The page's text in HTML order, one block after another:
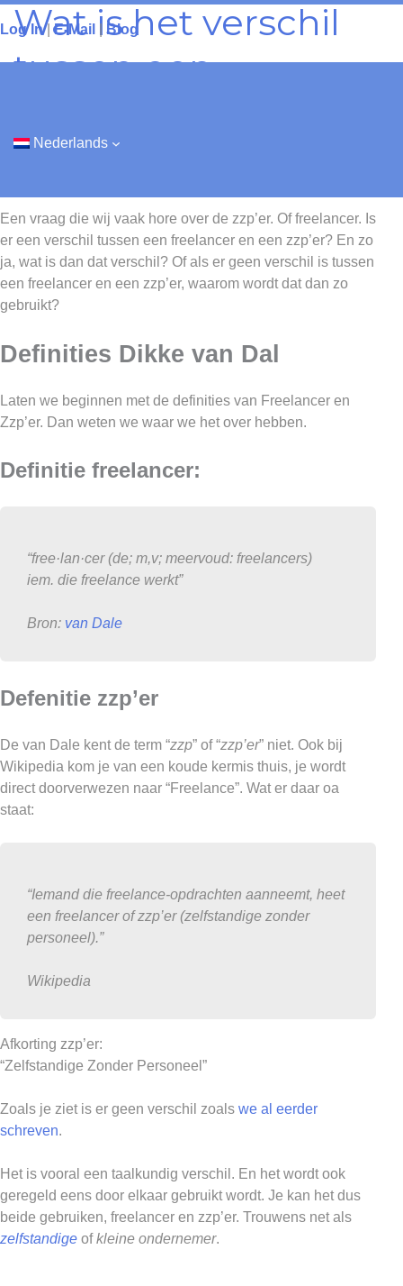
Ga
naar
Log In|E-Mail Blog
Nederlands
Wat is het verschil
tussen een
zzp’er
Een vraag die wij vaak hore over de zzp’er. Of freelancer. Is
er een verschil tussen een freelancer en een zzp’er? En zo
ja, wat is dan dat verschil? Of als er geen verschil is tussen
een freelancer en een zzp’er, waarom wordt dat dan zo
gebruikt?
Definities Dikke van Dal
Laten we beginnen met de definities van Freelancer en
Zzp’er. Dan weten we waar we het over hebben.
Definitie freelancer:
“free·lan·cer (de; m,v; meervoud: freelancers)
iem. die freelance werkt”
Bron: van Dale
Defenitie zzp’er
De van Dale kent de term “zzp” of “zzp’er” niet. Ook bij
Wikipedia kom je van een koude kermis thuis, je wordt
direct doorverwezen naar “Freelance”. Wat er daar oa
staat:
“Iemand die freelance-opdrachten aanneemt, heet
een freelancer of zzp’er (zelfstandige zonder
personeel).”
Wikipedia
Afkorting zzp’er:
“Zelfstandige Zonder Personeel”
Zoals je ziet is er geen verschil zoals we al eerder
schreven.
Het is vooral een taalkundig verschil. En het wordt ook
geregeld eens door elkaar gebruikt wordt. Je kan het dus
beide gebruiken, freelancer en zzp’er. Trouwens net als
zelfstandige ofkleine ondernemer.